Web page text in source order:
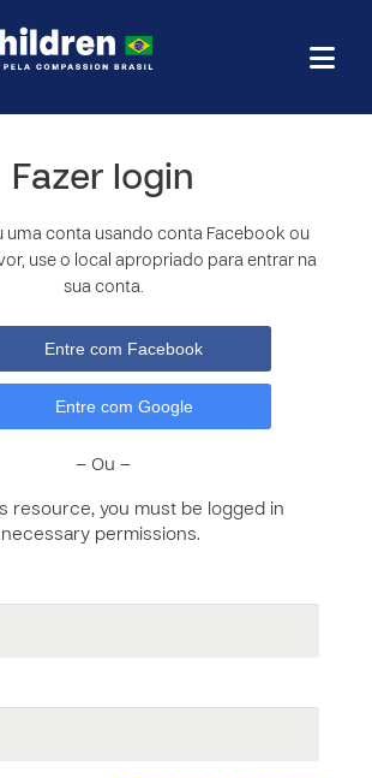
Fazer login
uma conta usando conta Facebook ou
use o local apropriado para entrar na
sua conta.
Entre com Facebook
Entre com Google
– Ou –
resource, you must be logged in
permissions.